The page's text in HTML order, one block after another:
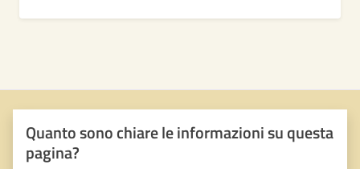
Quanto sono chiare le informazioni su questa
pagina?